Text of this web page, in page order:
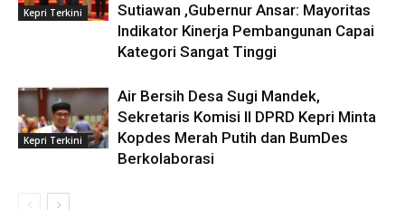
Kepri Terkini
Sutiawan ,Gubernur Ansar: Mayoritas
Indikator Kinerja Pembangunan Capai
Kategori Sangat Tinggi
Kepri Terkini
Air Bersih Desa Sugi Mandek,
Sekretaris Komisi II DPRD Kepri Minta
Kopdes Merah Putih dan BumDes
Berkolaborasi